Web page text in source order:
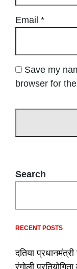
Email *
Save my
browser for
Search
RECENT POSTS
दतिया